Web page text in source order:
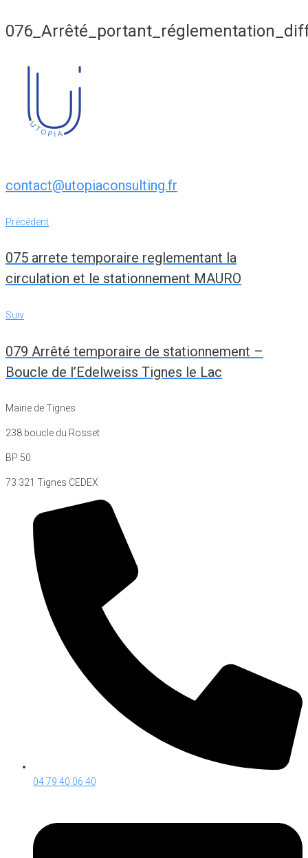
contact@utopiaconsulting.fr
Navigation
de
l’article
Précédent
Précédent
075 arrete temporaire reglementant la
circulation et le stationnement MAURO
Suiv
Suiv
079 Arrêté temporaire de stationnement –
Boucle de l’Edelweiss Tignes le Lac
Mairie de Tignes
238 boucle du Rosset
BP 50
73 321 Tignes CEDEX
04 79 40 06 40